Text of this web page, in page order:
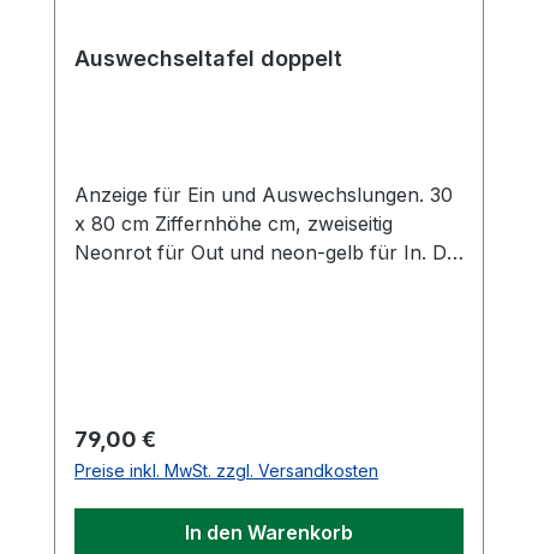
Auswechseltafel doppelt
Anzeige für Ein und Auswechslungen. 30
x 80 cm Ziffernhöhe cm, zweiseitig
Neonrot für Out und neon-gelb für In. Die
Regulärer Preis:
79,00 €
Preise inkl. MwSt. zzgl. Versandkosten
In den Warenkorb